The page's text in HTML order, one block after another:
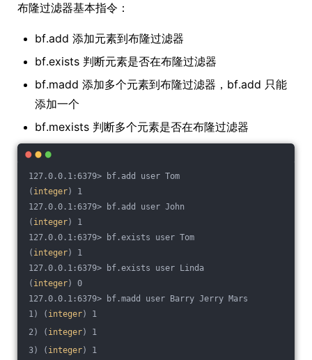
布隆过滤器基本指令：
bf.add 添加元素到布隆过滤器
bf.exists 判断元素是否在布隆过滤器
bf.madd 添加多个元素到布隆过滤器，bf.add 只能
添加一个
bf.mexists 判断多个元素是否在布隆过滤器
127.0.0.1:6379> bf.add user Tom
( integer) 1
127.0.0.1:6379> bf.add user John
( integer) 1
127.0.0.1:6379> bf.exists user Tom
( integer) 1
127.0.0.1:6379> bf.exists user Linda
( integer) 0
127.0.0.1:6379> bf.madd user Barry Jerry Mars
1) ( integer) 1
2) ( integer) 1
3) ( integer) 1